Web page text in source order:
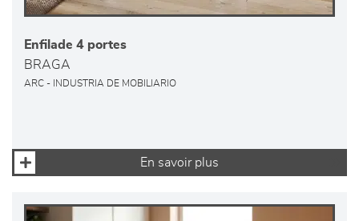
Enfilade 4 portes
BRAGA
ARC - INDUSTRIA DE MOBILIARIO
En savoir plus